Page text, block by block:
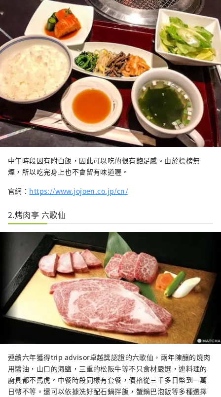
中午時段因有附白飯，因此可以吃的很有飽足感。由於標榜無
煙，所以吃完身上也不會留有味道喔。
官網： https://www.jojoen.co.jp/cn/
2.烤肉亭 六歌仙
連續六年獲得trip advisor卓越獎認證的六歌仙，兩年陳釀的燒肉
用醬油，山口的海鹽，三重的松阪牛等不只食材嚴選，連料理的
廚具都不馬虎。中餐時段同樣有套餐，價格從三千多日幣到一萬
日幣不等。還可以依據洗好配石鍋拌飯，蟹鍋巴泡飯等多種選擇